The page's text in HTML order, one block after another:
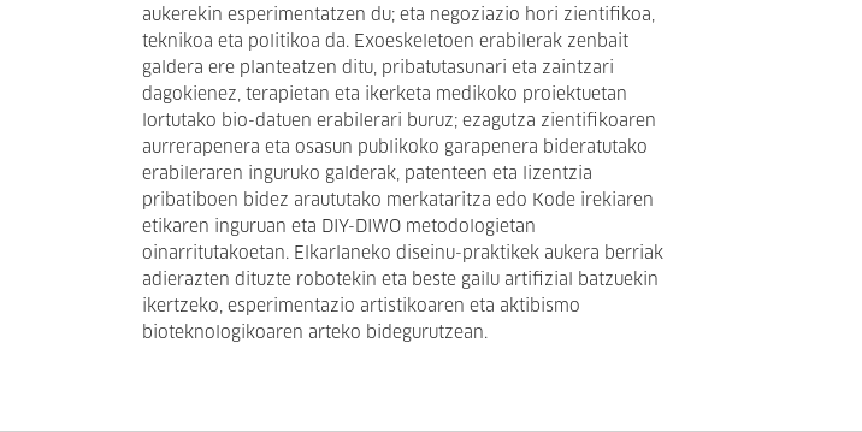
aukerekin esperimentatzen du; eta negoziazio hori zientifikoa,
teknikoa eta politikoa da. Exoeskeletoen erabilerak zenbait
galdera ere planteatzen ditu, pribatutasunari eta zaintzari
dagokienez, terapietan eta ikerketa medikoko proiektuetan
lortutako bio-datuen erabilerari buruz; ezagutza zientifikoaren
aurrerapenera eta osasun publikoko garapenera bideratutako
erabileraren inguruko galderak, patenteen eta lizentzia
pribatiboen bidez araututako merkataritza edo Kode irekiaren
etikaren inguruan eta DIY-DIWO metodologietan
oinarritutakoetan. Elkarlaneko diseinu-praktikek aukera berriak
adierazten dituzte robotekin eta beste gailu artifizial batzuekin
ikertzeko, esperimentazio artistikoaren eta aktibismo
bioteknologikoaren arteko bidegurutzean.